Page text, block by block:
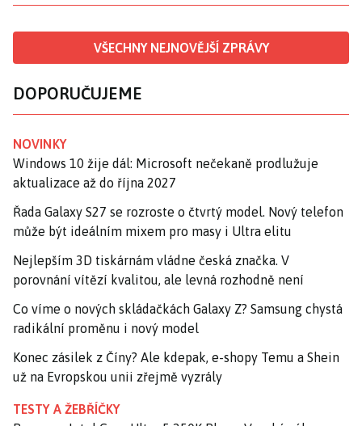
VŠECHNY NEJNOVĚJŠÍ ZPRÁVY
DOPORUČUJEME
NOVINKY
Windows 10 žije dál: Microsoft nečekaně prodlužuje
aktualizace až do října 2027
Řada Galaxy S27 se rozroste o čtvrtý model. Nový telefon
může být ideálním mixem pro masy i Ultra elitu
Nejlepším 3D tiskárnám vládne česká značka. V
porovnání vítězí kvalitou, ale levná rozhodně není
Co víme o nových skládačkách Galaxy Z? Samsung chystá
radikální proměnu i nový model
Konec zásilek z Číny? Ale kdepak, e-shopy Temu a Shein
už na Evropskou unii zřejmě vyzrály
TESTY A ŽEBŘÍČKY